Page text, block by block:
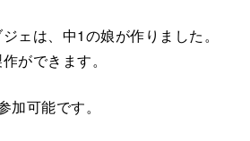
ェは、中1の娘が作りました。
ができます。
加可能です。